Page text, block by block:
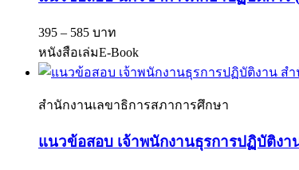
395 – 585 บาท
หนังสือเล่มE-Book
สำนักงานเลขาธิการสภาการศึกษา
แนวข้อสอบ เจ้าพนักงานธุรการปฏิบัติงา